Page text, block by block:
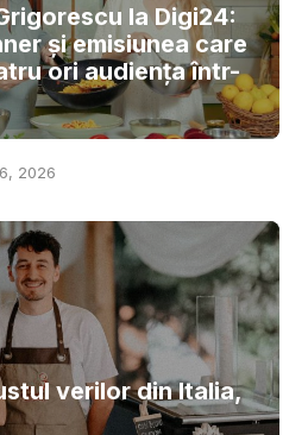
la Digi24:
și emisiunea care
ori audiența într-
2026
verilor din Italia,